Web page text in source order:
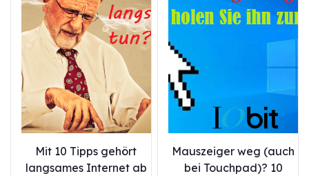
Mit 10 Tipps gehört
langsames Internet ab
Mauszeiger weg (auch
bei Touchpad)? 10